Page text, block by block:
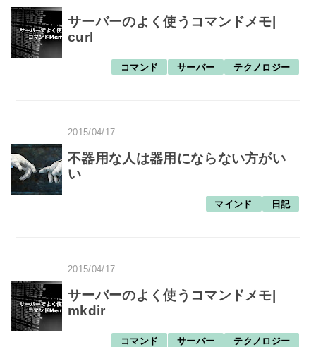
サーバーのよく使うコマンドメモ|
curl
コマンド サーバー テクノロジー
2015/04/17
不器用な人は器用にならない方がい
い
マインド 日記
2015/04/17
サーバーのよく使うコマンドメモ|
mkdir
コマンド サーバー テクノロジー